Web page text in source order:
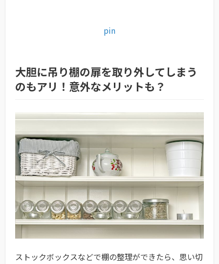
pin
大胆に吊り棚の扉を取り外してしまう
のもアリ！意外なメリットも？
ストックボックスなどで棚の整理ができたら、思い切